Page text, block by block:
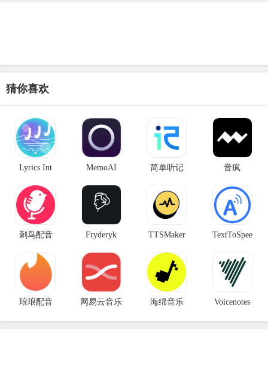
猜你喜欢
Lyrics Int MemoAI 简单听记 音疯
刺鸟配音 Fryderyk TTSMaker TextToSpee
琅琅配音 网易云音乐 海绵音乐 Voicenotes